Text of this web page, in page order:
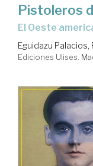
Pistoleros
El Oeste
Eguidazu Palacios,
Ediciones Ulises.